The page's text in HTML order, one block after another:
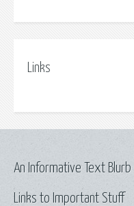
Links
Links to Important Stuff
An Informative Text Blurb